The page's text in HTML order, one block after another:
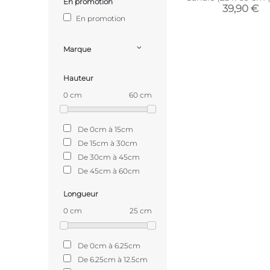
En promotion
Marque
Hauteur
0 cm
60 cm
De 0cm à 15cm
De 15cm à 30cm
De 30cm à 45cm
De 45cm à 60cm
Longueur
0 cm
25 cm
De 0cm à 6.25cm
De 6.25cm à 12.5cm
39,90 €